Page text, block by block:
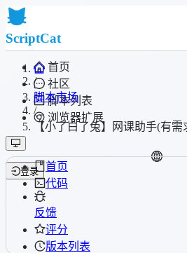
ScriptCat
首页
社区
脚本列表
浏览器扩展
登录
/
脚本市场
/
【小了白了兔】网课助手(有
首页
代码
反馈
评分
版本列表